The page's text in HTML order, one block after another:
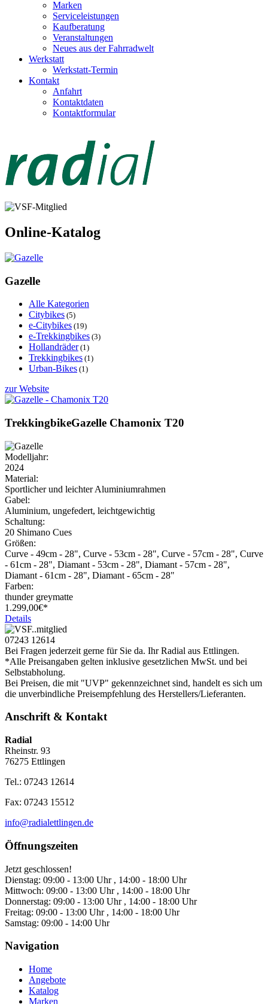
Marken
Serviceleistungen
Kaufberatung
Veranstaltungen
Neues aus der Fahrradwelt
Werkstatt
Werkstatt-Termin
Kontakt
Anfahrt
Kontaktdaten
Kontaktformular
Online-Katalog
Gazelle
Alle Kategorien
Citybikes (5)
e-Citybikes (19)
e-Trekkingbikes (3)
Hollandräder(1)
Trekkingbikes (1)
Urban-Bikes (1)
zur Website
TrekkingbikeGazelle Chamonix T20
Modelljahr:
2024
Material:
Sportlicher und leichter Aluminiumrahmen
Gabel:
Aluminium, ungefedert, leichtgewichtig
Schaltung:
20 Shimano Cues
Größen:
Curve - 49cm - 28", Curve - 53cm - 28", Curve - 57cm - 28", Curve
- 61cm - 28", Diamant - 53cm - 28", Diamant - 57cm - 28",
Diamant - 61cm - 28", Diamant - 65cm - 28"
Farben:
thunder greymatte
1.299,00€*
Details
07243 12614
Bei Fragen jederzeit gerne für Sie da. Ihr Radial aus Ettlingen.
*Alle Preisangaben gelten inklusive gesetzlichen MwSt. und bei
Selbstabholung.
Bei Preisen, die mit "UVP" gekennzeichnet sind, handelt es sich um
die unverbindliche Preisempfehlung des Herstellers/Lieferanten.
Anschrift & Kontakt
Radial
Rheinstr. 93
76275 Ettlingen
Tel.: 07243 12614
Fax: 07243 15512
info@radialettlingen.de
Öffnungszeiten
Jetzt geschlossen!
Dienstag: 09:00 - 13:00 Uhr , 14:00 - 18:00 Uhr
Mittwoch: 09:00 - 13:00 Uhr , 14:00 - 18:00 Uhr
Donnerstag: 09:00 - 13:00 Uhr , 14:00 - 18:00 Uhr
Freitag: 09:00 - 13:00 Uhr , 14:00 - 18:00 Uhr
Samstag: 09:00 - 14:00 Uhr
Navigation
Home
Angebote
Katalog
Marken